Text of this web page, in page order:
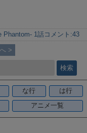
Phantom- 1話 コメント:43
>
な行
は行
アニメ一覧